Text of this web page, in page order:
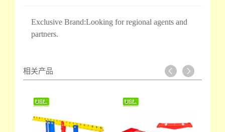
Exclusive Brand:Looking for regional agents and
partners.
相关产品